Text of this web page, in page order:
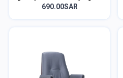
690.00SAR